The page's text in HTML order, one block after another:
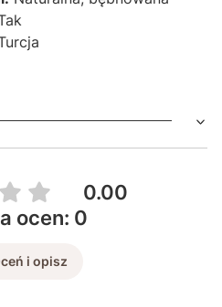
0.00
ocen: 0
i opisz